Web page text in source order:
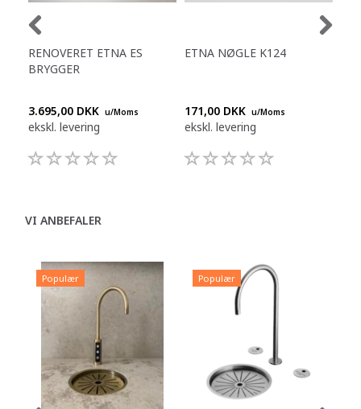
RENOVERET ETNA ES
BRYGGER
3.695,00 DKK u/Moms
ekskl. levering
ETNA NØGLE K124
171,00 DKK u/Moms
ekskl. levering
VI ANBEFALER
Populær Populær